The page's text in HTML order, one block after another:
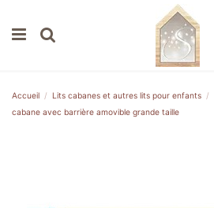
Accueil Lits cabanes et autres lits pour enfants
cabane avec barrière amovible grande taille